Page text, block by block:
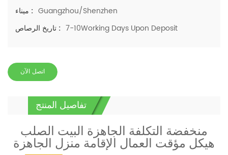
ميناء : Guangzhou/Shenzhen
تاريخ الرصاص : 7-10Working Days Upon Deposit
اتصل الآن
تفاصيل المنتج
منخفضة التكلفة الجاهزة البيت الصلب
هيكل مؤقت العمال الإقامة منزل الجاهزة